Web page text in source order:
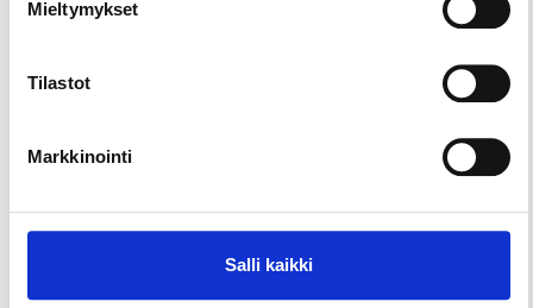
Mieltymykset
Tilastot
Markkinointi
Salli kaikki